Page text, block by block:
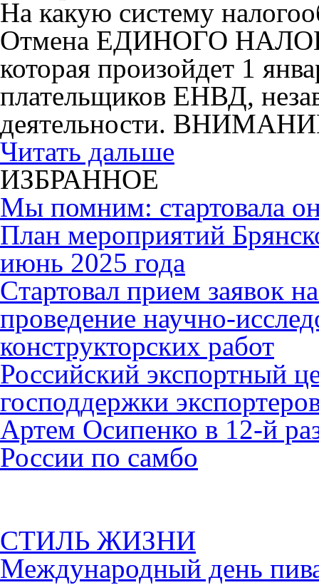
На какую систему
Отмена ЕДИНОГО
которая произойдет 1
плательщиков ЕНВД,
деятельности.
Читать дальше
ИЗБРАННОЕ
Мы помним: стартовала
План мероприятий
июнь 2025 года
Cтартовал прием заявок
проведение научно-
конструкторских работ
Российский экспортный
господдержки
Артем Осипенко в 12-й
России по самбо
СТИЛЬ ЖИЗНИ
Международный день